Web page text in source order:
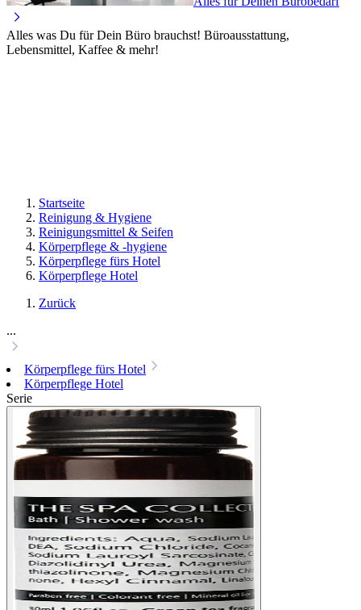
Alles was Du für Dein Büro brauchst! Büroausstattung,
Lebensmittel, Kaffee & mehr!
Startseite
Reinigung & Hygiene
Reinigungsmittel & Seifen
Körperpflege & -hygiene
Körperpflege fürs Hotel
Körperpflege Hotel
Zurück
...
Körperpflege fürs Hotel
Körperpflege Hotel
Serie